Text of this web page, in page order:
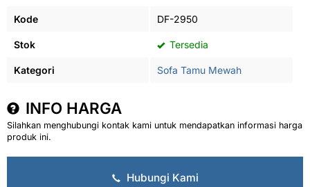
Kode DF-2950
Stok Tersedia
Kategori Sofa Tamu Mewah
INFO HARGA
Silahkan menghubungi kontak kami untuk mendapatkan informasi harga
produk ini.
Hubungi Kami